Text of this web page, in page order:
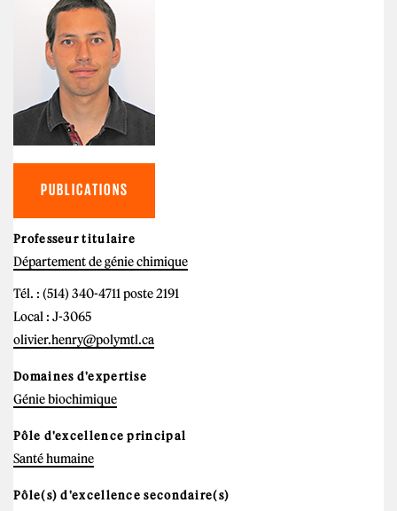
PUBLICATIONS
Professeur titulaire
Département de génie chimique
Tél. : (514) 340-4711 poste 2191
Local : J-3065
olivier.henry@polymtl.ca
Domaines d'expertise
Génie biochimique
Pôle d'excellence principal
Santé humaine
Pôle(s) d'excellence secondaire(s)